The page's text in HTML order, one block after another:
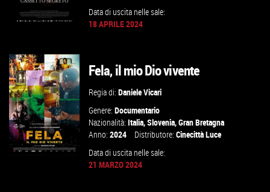
GUARDA IL TRAILER
VAI ALLA SCHEDA
Data di uscita nelle sale:
18 APRILE 2024
Fela, il mio Dio vivente
Regia di:Daniele Vicari
Genere:Documentario
Nazionalità:Italia,Slovenia,Gran Bretagna
Anno:2024 Distributore:Cinecittà Luce
Data di uscita nelle sale:
21 MARZO 2024